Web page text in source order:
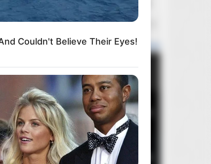
HAL 9000 Wczoraj o 16:18
Ogółem
Brutalista
Oczy szeroko zamknięte
Couldn't Believe Their Eyes!